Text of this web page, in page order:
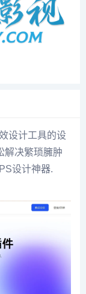
设计工具的设
解决繁琐臃肿
设计神器.